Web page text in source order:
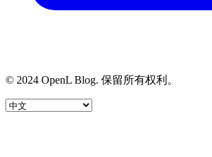
© 2024 OpenL Blog. 保留所有权利。